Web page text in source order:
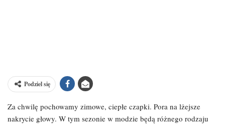
Podziel się
Za chwilę pochowamy zimowe, ciepłe czapki. Pora na lżejsze
nakrycie głowy. W tym sezonie w modzie będą różnego rodzaju